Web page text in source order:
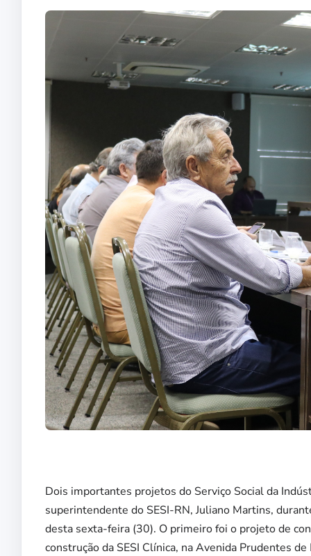
Dois importantes projetos do Serviço Social da
superintendente do SESI-RN, Juliano Martins,
desta sexta-feira (30). O primeiro foi o projeto de
construção da SESI Clínica, na Avenida Prudentes